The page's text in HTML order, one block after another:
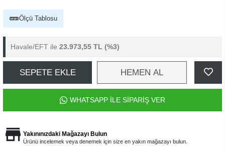
Ölçü Tablosu
Havale/EFT ile 23.973,55 TL (%3)
SEPETE EKLE HEMEN AL
WHATSAPP İLE SİPARİŞ VER
Yakınınızdaki Mağazayı Bulun
Ürünü incelemek veya denemek için size en yakın mağazayı bulun.